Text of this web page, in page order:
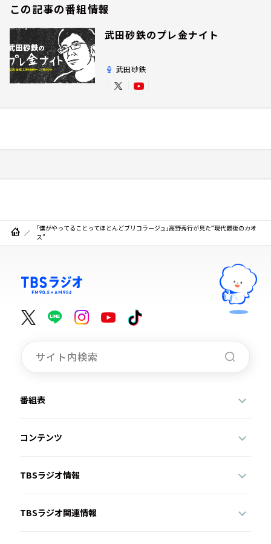
この記事の番組情報
武田砂鉄のプレ金ナイト
武田砂鉄
「僕がやってることってほとんどブリコラージュ」高野秀行が見た“現代最後のカオ
ス”
番組表
コンテンツ
TBSラジオ情報
TBSラジオ関連情報